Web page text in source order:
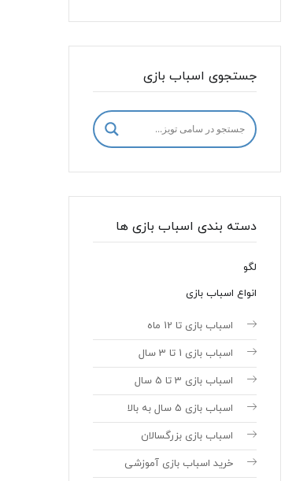
جستجوی اسباب بازی
دسته بندی اسباب بازی ها
لگو
انواع اسباب بازی
اسباب بازی تا 12 ماه
اسباب بازی 1 تا 3 سال
اسباب بازی 3 تا 5 سال
اسباب بازی 5 سال به بالا
اسباب بازی بزرگسالان
خرید اسباب بازی آموزشی